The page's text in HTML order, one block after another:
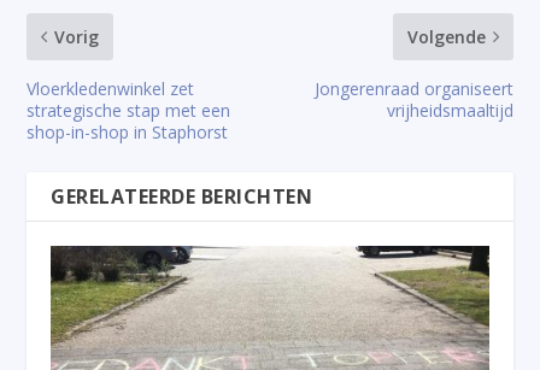
Vorig
Vloerkledenwinkel zet
strategische stap met een
shop-in-shop in Staphorst
Volgende
Jongerenraad organiseert
vrijheidsmaaltijd
GERELATEERDE BERICHTEN